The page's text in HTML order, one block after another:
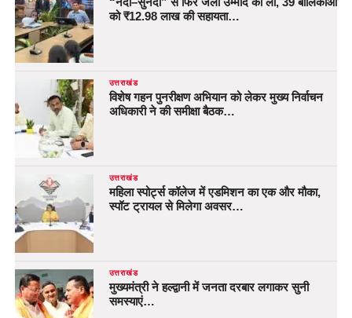
को ₹12.98 लाख की सहायता…
उत्तराखंड
विशेष गहन पुनरीक्षण अभियान को लेकर मुख्य निर्वाचन
अधिकारी ने की समीक्षा बैठक…
उत्तराखंड
महिला स्पोर्ट्स कॉलेज में एडमिशन का एक और मौका,
स्पॉट ट्रायल से मिलेगा अवसर…
उत्तराखंड
मुख्यमंत्री ने हल्द्वानी में जनता दरबार लगाकर सुनी
समस्याएं…